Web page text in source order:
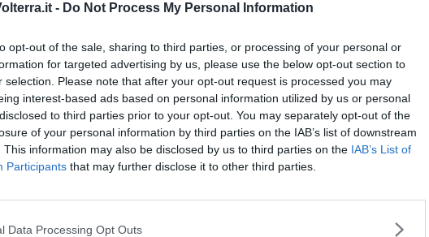
- Do Not Process My Personal Information
opt-out of the sale, sharing to third parties, or processing of your personal or
for targeted advertising by us, please use the below opt-out section to
selection. Please note that after your opt-out request is processed you may
interest-based ads based on personal information utilized by us or personal
to third parties prior to your opt-out. You may separately opt-out of the
of your personal information by third parties on the IAB’s list of downstream
This information may also be disclosed by us to third parties on the IAB’s List of
Participants that may further disclose it to other third parties.
Data Processing Opt Outs